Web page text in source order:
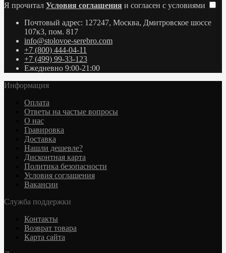
Я прочитал Условия соглашения и согласен с условиями
Почтовый адрес: 127247, Москва, Дмитровское шоссе
107к3, пом. 817
info@stolovoe-serebro.com
+7 (800) 444-04-11
+7 (499) 99-33-123
Ежедневно 9:00-21:00
Информация
Оплата
Ответы на частые вопросы
О нас
Гравировка
Доставка
Нашли дешевле?
Дисконтная карта
Политика безопасности
Условия соглашения
Вакансии
Служба поддержки
Контакты
Возврат товара
Карта сайта